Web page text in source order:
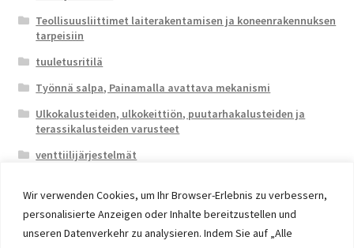
Wir verwenden Cookies, um Ihr Browser-Erlebnis zu verbessern,
personalisierte Anzeigen oder Inhalte bereitzustellen und
unseren Datenverkehr zu analysieren. Indem Sie auf „Alle
Teollisuusliittimet laiterakentamisen ja koneenrakennuksen
tarpeisiin
tuuletusritilä
Työnnä salpa, Painamalla avattava mekanismi
Ulkokalusteiden, ulkokeittiön, puutarhakalusteiden ja
terassikalusteiden varusteet
venttiilijärjestelmät